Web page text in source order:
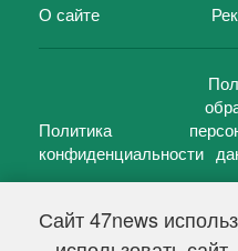
Сайт 47news
О сайте
Политика
конфиденциальности